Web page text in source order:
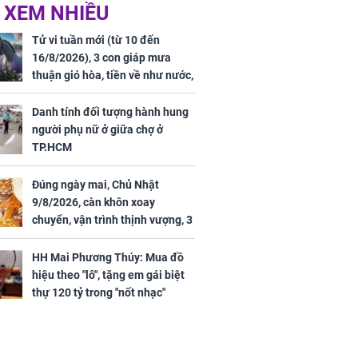
2026: Tăng
triệu
thúc, Mạnh Tử Nghĩa
đã vướng tranh luận
cuối
lịch, 3 con
phát Tài
trăm bề,
Phượng
trọn cơ
NHIỀU
Tử vi tuần mới (từ 10 đến
16/8/2026), 3 con giáp mưa
thuận gió hòa, tiền về như nước,
bạc vàng dư dả, Phú Quý Vinh
Hoa, vận trình khai sáng
Danh tính đối tượng hành hung
người phụ nữ ở giữa chợ ở
TP.HCM
Đúng ngày mai, Chủ Nhật
9/8/2026, càn khôn xoay
chuyển, vận trình thịnh vượng, 3
con giáp nhận phúc khí nhà trời,
tình tiền đỏ như son, vận may
hanh thông
HH Mai Phương Thúy: Mua đồ
hiệu theo "lô", tặng em gái biệt
thự 120 tỷ trong "nốt nhạc"